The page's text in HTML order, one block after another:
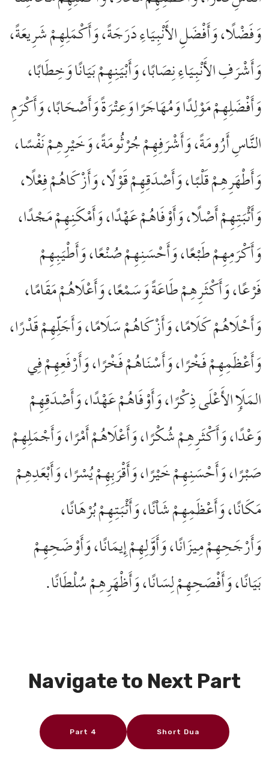
وَفَضْلًا، وَأَفْضَلِ الأَنْبِيَاءِ دَرَجَةً، وَأَكْمَلِهِمْ شَرِيعَةً،
وَأَشْرَفِ الأَنْبِيَاءِ نِصَابًا، وَأَبْيَنِهِمْ بَيَانًا وَخِطَابًا،
وَأَفْضَلِهِمْ مَوْلِدًا وَمُهَاجَرًا وَعِتْرَةً وَأَصْحَابًا، وَأَكْرَمِ
النَّاسِ أَرُومَةً، وَأَشْرَفِهِمْ جُرْثُومَةً، وَخَيْرِهِمْ نَفْسًا،
وَأَطْهَرِهِمْ قَلْبًا، وَأَصْدَقِهِمْ قَوْلًا، وَأَزْكَاهُمْ فِعْلًا،
وَأَثْبَتِهِمْ أَصْلًا، وَأَوْفَاهُمْ عَهْدًا، وَأَمْكَنِهِمْ مَجْدًا،
وَأَكْرَمِهِمْ طَبْعًا، وَأَحْسَنِهِمْ صُنْعًا، وَأَطْيَبِهِمْ
فَرْعًا، وَأَكْثَرِهِمْ طَاعَةً وَسَمْعًا، وَأَعْلَاهُمْ مَقَامًا،
وَأَحْلَاهُمْ كَلَامًا، وَأَزْكَاهُمْ سَلَامًا، وَأَجَلِّهِمْ قَدْرًا،
وَأَعْظَمِهِمْ فَخْرًا، وَأَسْنَاهُمْ فَخْرًا، وَأَرْفَعِهِمْ فِي
المَلَإِ الأَعْلَى ذِكْرًا، وَأَوْفَاهُمْ عَهْدًا، وَأَصْدَقِهِمْ
وَعْدًا، وَأَكْثَرِهِمْ شُكْرًا، وَأَعْلَاهُمْ أَمْرًا، وَأَجْمَلِهِمْ
صَبْرًا، وَأَحْسَنِهِمْ خَيْرًا، وَأَقْرَبِهِمْ يُسْرًا، وَأَبْعَدِهِمْ
مَكَانًا، وَأَعْظَمِهِمْ شَاْنًا، وَأَثْبَتِهِمْ بُرْهَانًا،
وَأَرْجَحِهِمْ مِيزَانًا، وَأَوَّلِهِمْ إِيمَانًا، وَأَوْضَحِهِمْ
بَيَانًا، وَأَفْصَحِهِمْ لِسَانًا، وَأَظْهَرِهِمْ سُلْطَانًا.
Navigate to Next Part
Part 4 Short Dua